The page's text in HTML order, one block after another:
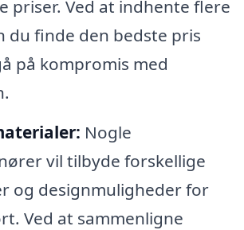
priser. Ved at indhente flere
du finde den bedste pris
på kompromis med
Nogle
vil tilbyde forskellige
og designmuligheder for
Ved at sammenligne